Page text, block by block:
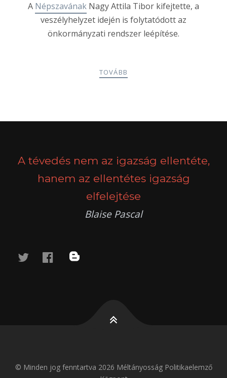
A Népszavának Nagy Attila Tibor kifejtette, a
veszélyhelyzet idején is folytatódott az
önkormányzati rendszer leépítése.
TOVÁBB
A tévedés nem az igazság ellentéte,
hanem az ellentétes igazság
elfelejtése
Blaise Pascal
twitterfacebook
blog
© Minden jog fenntartva 2026 Méltányosság Politikaelemző